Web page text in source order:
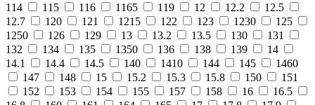
114
115 116 1165 119 12 12.2
12.5
12.7
120 121 1215 122 123 1230
125
1250
126 129 13 13.2 13.5 130
131
132
134 135 1350 136 138 139
14
14.1
14.4 14.5 140 1410 144 145
1460
147
148 15 15.2 15.3 15.8 150
151
152
153 154 155 157 158 16
16.5